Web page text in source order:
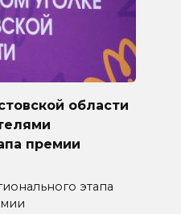
области
премии
этапа